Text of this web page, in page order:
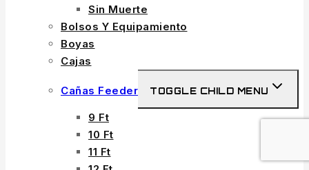
Sin Muerte
Bolsos Y Equipamiento
Boyas
Cajas
Cañas Feeder TOGGLE CHILD MENU
9 Ft
10 Ft
11 Ft